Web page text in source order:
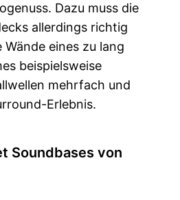
Dazu muss die
allerdings richtig
eines zu lang
beispielsweise
mehrfach und
Erlebnis.
Soundbases von